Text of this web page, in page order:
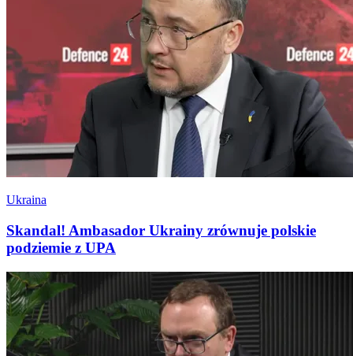
Ukraina
Skandal! Ambasador Ukrainy zrównuje polskie
podziemie z UPA